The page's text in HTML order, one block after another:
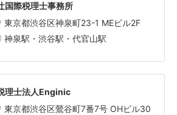
国際税理士事務所
東京都渋谷区神泉町23-1 MEビル2F
神泉駅・渋谷駅・代官山駅
理士法人Enginic
東京都渋谷区鶯谷町7番7号 OHビル30